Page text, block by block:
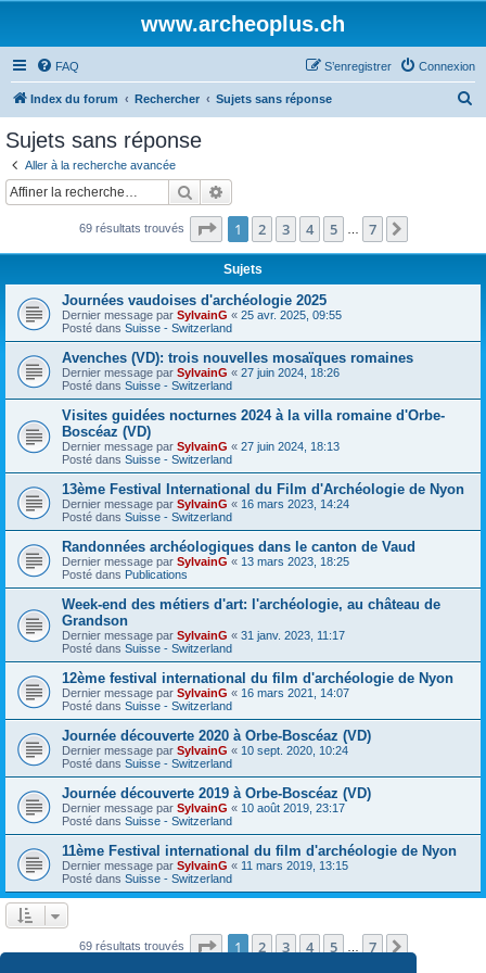
www.archeoplus.ch
FAQ Connexion
S’enregistrer
Index du forum Rechercher Sujets sans réponse
c
Sujets sans réponse
Aller à la recherche avancée
Rechercher
69 résultats trouvés Page 1sur7
1 2 3 4 5 7
Sujets
Journées vaudoises d'archéologie 2025
Dernier message par SylvainG « 25 avr. 2025, 09:55
Posté dans Suisse - Switzerland
Avenches (VD): trois nouvelles mosaïques romaines
Dernier message par SylvainG « 27 juin 2024, 18:26
Posté dans Suisse - Switzerland
Visites guidées nocturnes 2024 à la villa romaine d'Orbe-
Boscéaz (VD)
Dernier message par SylvainG « 27 juin 2024, 18:13
Posté dans Suisse - Switzerland
13ème Festival International du Film d'Archéologie de Nyon
Dernier message par SylvainG « 16 mars 2023, 14:24
Posté dans Suisse - Switzerland
Randonnées archéologiques dans le canton de Vaud
Dernier message par SylvainG « 13 mars 2023, 18:25
Posté dans Publications
Week-end des métiers d'art: l'archéologie, au château de
Grandson
Dernier message par SylvainG « 31 janv. 2023, 11:17
Posté dans Suisse - Switzerland
12ème festival international du film d'archéologie de Nyon
Dernier message par SylvainG « 16 mars 2021, 14:07
Posté dans Suisse - Switzerland
Journée découverte 2020 à Orbe-Boscéaz (VD)
Dernier message par SylvainG « 10 sept. 2020, 10:24
Posté dans Suisse - Switzerland
Journée découverte 2019 à Orbe-Boscéaz (VD)
Dernier message par SylvainG « 10 août 2019, 23:17
Posté dans Suisse - Switzerland
11ème Festival international du film d'archéologie de Nyon
Dernier message par SylvainG « 11 mars 2019, 13:15
Posté dans Suisse - Switzerland
69 résultats trouvés Page 1sur7
1 2 3 4 5 7